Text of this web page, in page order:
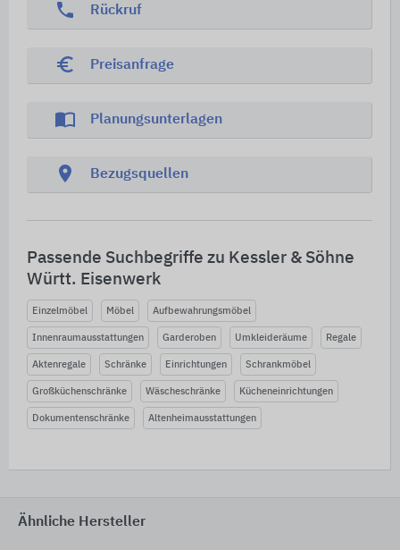
phone Rückruf
euro_symbol Preisanfrage
import_contacts Planungsunterlagen
location_on Bezugsquellen
Passende Suchbegriffe zu Kessler & Söhne
Württ. Eisenwerk
Einzelmöbel Möbel Aufbewahrungsmöbel
Innenraumausstattungen Garderoben Umkleideräume Regale
Aktenregale Schränke Einrichtungen Schrankmöbel
Großküchenschränke Wäscheschränke Kücheneinrichtungen
Dokumentenschränke Altenheimausstattungen
Ähnliche Hersteller